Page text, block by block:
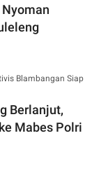
Berlanjut,
Mabes Polri